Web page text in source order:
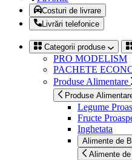
Costuri de livrare
Livrări telefonice
Categorii produse
PRO MODELISM
PACHETE
Produse Alimentare
Produse
Legume
Fructe
Inghetata
Alimente de
Alimente